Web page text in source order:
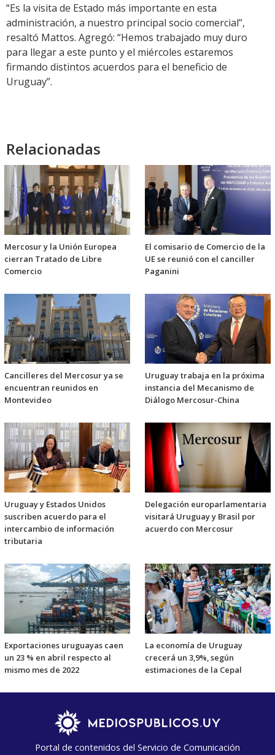
“Es la visita de Estado más importante en esta
administración, a nuestro principal socio comercial”,
resaltó Mattos. Agregó: “Hemos trabajado muy duro
para llegar a este punto y el miércoles estaremos
firmando distintos acuerdos para el beneficio de
Uruguay”.
Relacionadas
Mercosur y la Unión Europea
cierran Tratado de Libre
Comercio
El comisario de Comercio de la
UE se reunió con el canciller
Paganini
Cancilleres del Mercosur ya se
encuentran reunidos en
Montevideo
Uruguay trabaja en la próxima
instancia del Mecanismo de
Diálogo Mercosur-China
Uruguay y Estados Unidos
suscriben acuerdo para el
intercambio de información
tributaria
Delegación europarlamentaria
visitará Uruguay y Brasil por
acuerdo con Mercosur
Exportaciones uruguayas caen
un 23 % en abril respecto al
mismo mes de 2022
La economía de Uruguay
crecerá un 3,9%, según
estimaciones de la Cepal
Portal de contenidos del Servicio de Comunicación